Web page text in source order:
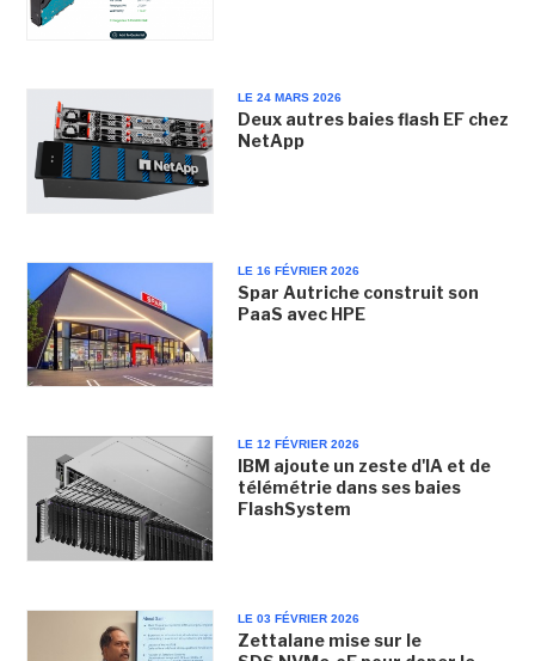
LE 24 MARS 2026
Deux autres baies flash EF chez
NetApp
LE 16 FÉVRIER 2026
Spar Autriche construit son
PaaS avec HPE
LE 12 FÉVRIER 2026
IBM ajoute un zeste d'IA et de
télémétrie dans ses baies
FlashSystem
LE 03 FÉVRIER 2026
Zettalane mise sur le